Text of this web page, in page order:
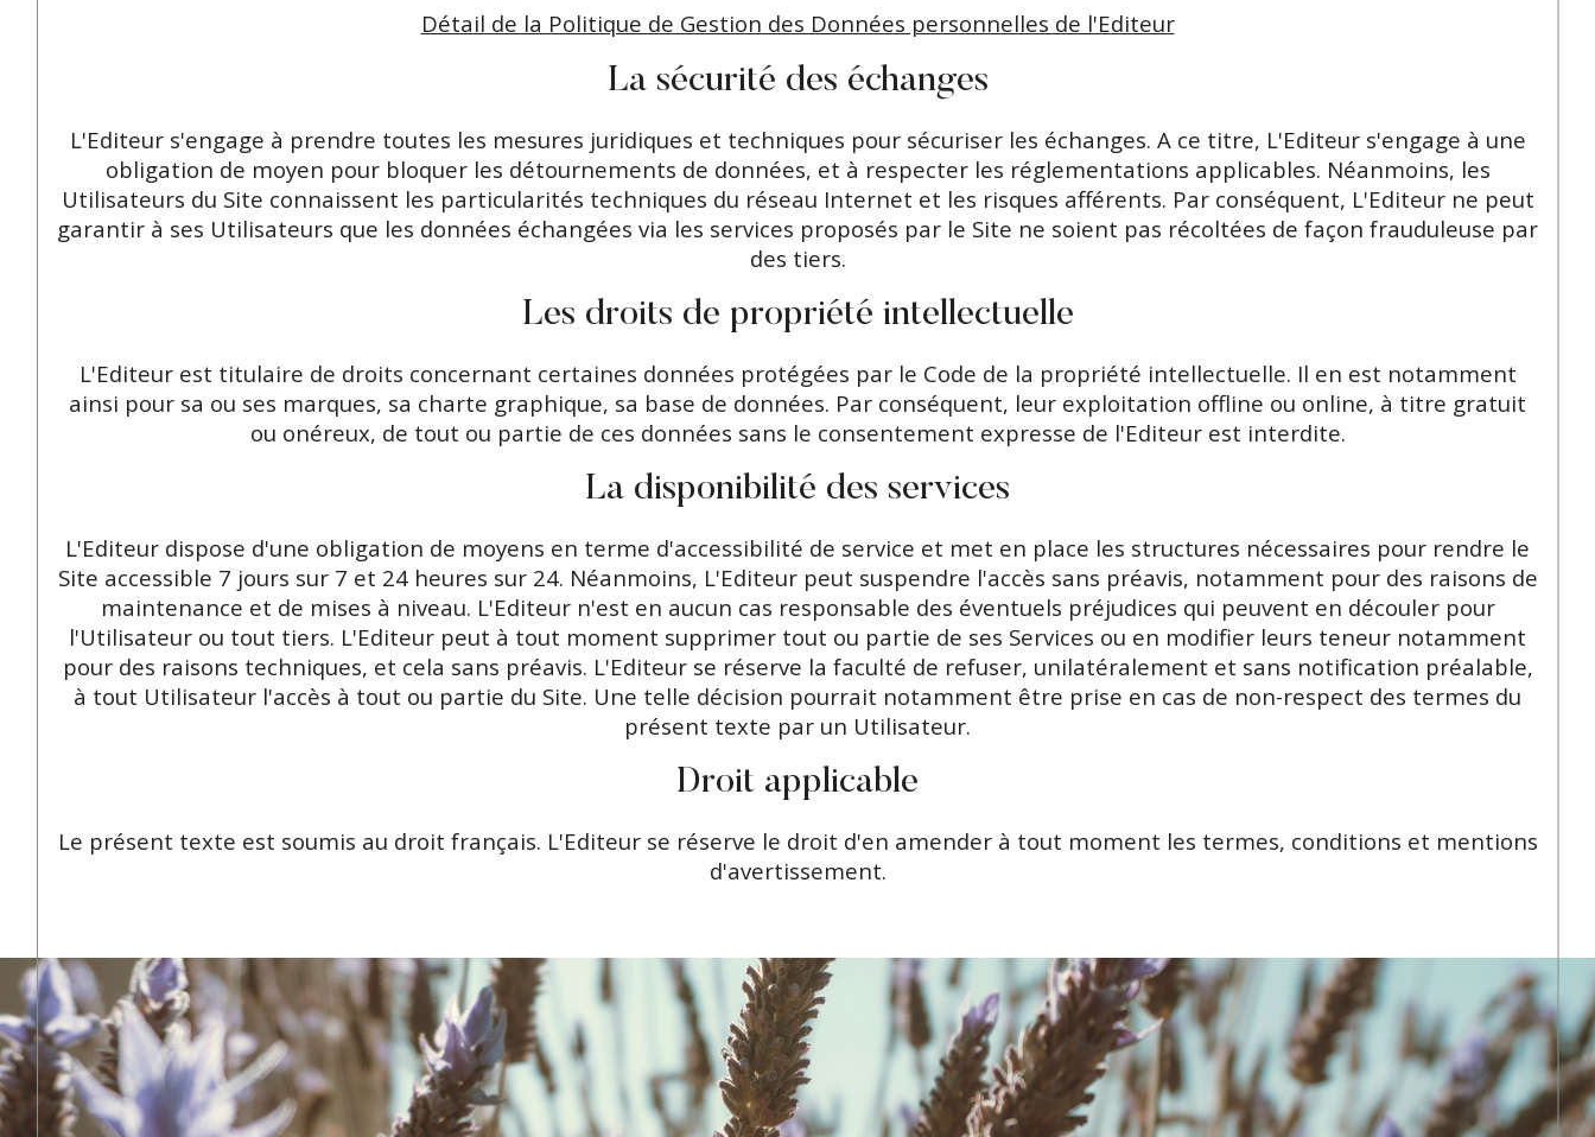
Détail de la Politique de Gestion des Données personnelles de l'Editeur
La sécurité des échanges
L'Editeur s'engage à prendre toutes les mesures juridiques et techniques pour sécuriser les échanges. A ce titre, L'Editeur s'engage à une
obligation de moyen pour bloquer les détournements de données, et à respecter les réglementations applicables. Néanmoins, les
Utilisateurs du Site connaissent les particularités techniques du réseau Internet et les risques afférents. Par conséquent, L'Editeur ne peut
garantir à ses Utilisateurs que les données échangées via les services proposés par le Site ne soient pas récoltées de façon frauduleuse par
des tiers.
Les droits de propriété intellectuelle
L'Editeur est titulaire de droits concernant certaines données protégées par le Code de la propriété intellectuelle. Il en est notamment
ainsi pour sa ou ses marques, sa charte graphique, sa base de données. Par conséquent, leur exploitation offline ou online, à titre gratuit
ou onéreux, de tout ou partie de ces données sans le consentement expresse de l'Editeur est interdite.
La disponibilité des services
L'Editeur dispose d'une obligation de moyens en terme d'accessibilité de service et met en place les structures nécessaires pour rendre le
Site accessible 7 jours sur 7 et 24 heures sur 24. Néanmoins, L'Editeur peut suspendre l'accès sans préavis, notamment pour des raisons de
maintenance et de mises à niveau. L'Editeur n'est en aucun cas responsable des éventuels préjudices qui peuvent en découler pour
l'Utilisateur ou tout tiers. L'Editeur peut à tout moment supprimer tout ou partie de ses Services ou en modifier leurs teneur notamment
pour des raisons techniques, et cela sans préavis. L'Editeur se réserve la faculté de refuser, unilatéralement et sans notification préalable,
à tout Utilisateur l'accès à tout ou partie du Site. Une telle décision pourrait notamment être prise en cas de non-respect des termes du
présent texte par un Utilisateur.
Droit applicable
Le présent texte est soumis au droit français. L'Editeur se réserve le droit d'en amender à tout moment les termes, conditions et mentions
d'avertissement.